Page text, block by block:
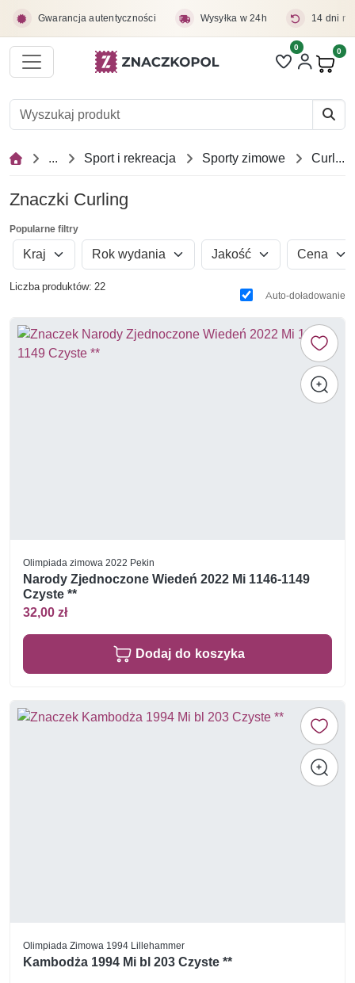
Gwarancja autentyczności Wysyłka w 24h 14 dni
Liczba pozycji
0 0
... Sport i rekreacja Sporty zimowe Curling
Znaczki Curling
Popularne filtry
Kraj Rok wydania Jakość Cena
Liczba produktów: 22
Auto-doładowanie
Olimpiada zimowa 2022 Pekin
Narody Zjednoczone Wiedeń 2022 Mi 1146-1149
Czyste **
32,00 zł
Dodaj do koszyka
Olimpiada Zimowa 1994 Lillehammer
Kambodża 1994 Mi bl 203 Czyste **